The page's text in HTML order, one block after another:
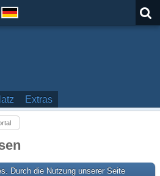
Extras
Durch die Nutzung unserer Seite